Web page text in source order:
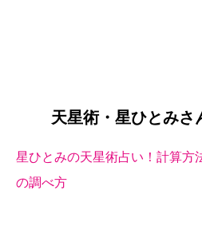
天星術・星ひとみさ
星ひとみの天星術占い！計算方
の調べ方